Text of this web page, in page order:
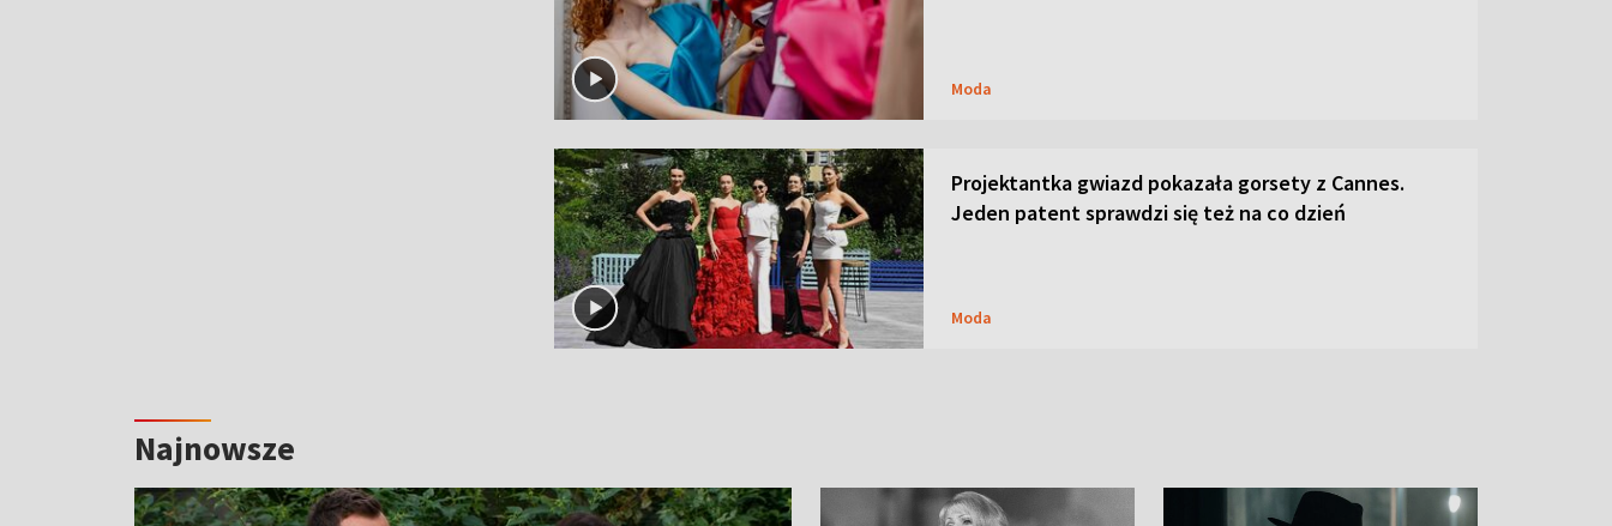
Moda
Projektantka gwiazd pokazała gorsety z Cannes.
Jeden patent sprawdzi się też na co dzień
Moda
Najnowsze